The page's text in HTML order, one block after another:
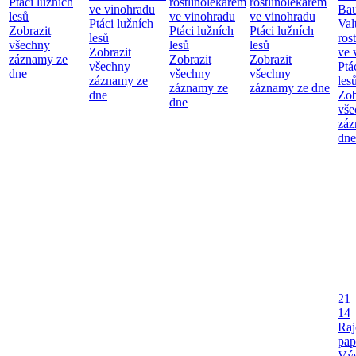
lesů
Zobrazit
všechny
záznamy ze
dne
ve vinohradu
Ptáci lužních
lesů
Zobrazit
všechny
záznamy ze
dne
ve vinohradu
Ptáci lužních
lesů
Zobrazit
všechny
záznamy ze
dne
ve vinohradu
Ptáci lužních
lesů
Zobrazit
všechny
záznamy ze dne
ve
dne
21
14